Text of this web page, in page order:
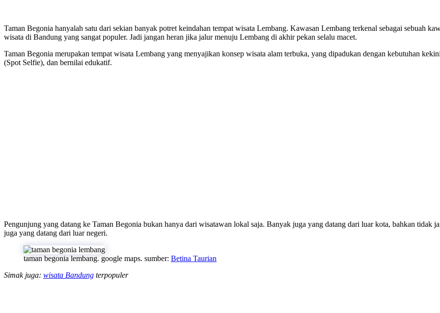
Taman Begonia hanyalah satu dari sekian banyak potret keindahan tempat wisata Lembang. Kawasan Lembang terkenal sebagai sebuah
wisata di Bandung yang sangat populer. Jadi jangan heran jika jalur menuju Lembang di akhir pekan selalu macet.
Taman Begonia merupakan tempat wisata Lembang yang menyajikan konsep wisata alam terbuka, yang dipadukan dengan kebutuhan
(Spot Selfie), dan bernilai edukatif.
Pengunjung yang datang ke Taman Begonia bukan hanya dari wisatawan lokal saja. Banyak juga yang datang dari luar kota, bahkan tidak
juga yang datang dari luar negeri.
taman begonia lembang. google maps. sumber: Betina Taurian
Simak juga: wisata Bandung terpopuler